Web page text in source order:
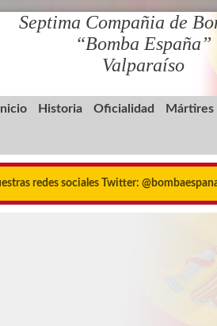
Septima Compañia de
“Bomba España”
Valparaíso
Inicio Historia Oficialidad Mártires
redes sociales Twitter: